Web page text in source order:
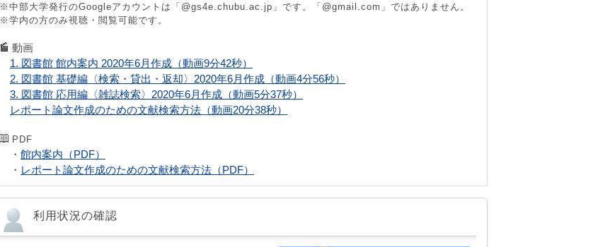
※中部大学発行のGoogleアカウントは「@gs4e.chubu.ac.jp」です。「@gmail.com」ではありません。
※学内の方のみ視聴・閲覧可能です。
動画
1. 図書館 館内案内 2020年6月作成（動画9分42秒）
2. 図書館 基礎編〈検索・貸出・返却〉2020年6月作成（動画4分56秒）
3. 図書館 応用編〈雑誌検索〉2020年6月作成（動画5分37秒）
レポート論文作成のための文献検索方法（動画20分38秒）
PDF
・ 館内案内（PDF）
・ レポート論文作成のための文献検索方法（PDF）
利用状況の確認